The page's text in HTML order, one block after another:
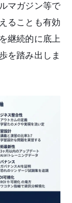
マガジン等で
ることも有効
継続的に底上
を踏み出しま